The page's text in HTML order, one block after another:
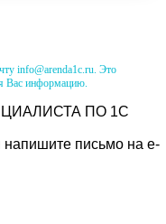
info@arenda1c.ru. Это
Вас информацию.
ПО 1С
письмо на e-